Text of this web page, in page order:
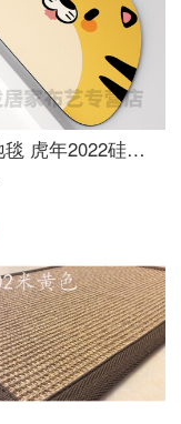
虎年地毯 虎年2022硅藻泥吸水浴室防滑卫生间门口垫子卫浴厕所地毯 硅藻土浴室垫-小虎牙黄色 40x60cm